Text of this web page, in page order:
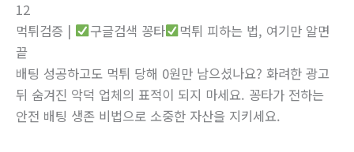
12
먹튀검증 |
구글검색 꽁타
먹튀 피하는 법, 여기만 알면
끝
배팅 성공하고도 먹튀 당해 0원만 남으셨나요? 화려한 광고
뒤 숨겨진 악덕 업체의 표적이 되지 마세요. 꽁타가 전하는
안전 배팅 생존 비법으로 소중한 자산을 지키세요.